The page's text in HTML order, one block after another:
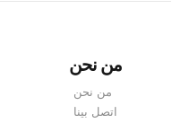
من نحن
من نحن
اتصل بينا